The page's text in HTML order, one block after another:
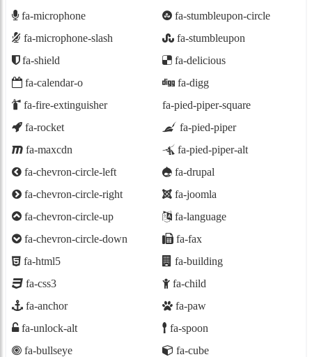
fa-microphone
fa-microphone-slash
fa-shield
fa-calendar-o
fa-fire-extinguisher
fa-rocket
fa-maxcdn
fa-chevron-circle-left
fa-chevron-circle-right
fa-chevron-circle-up
fa-chevron-circle-down
fa-html5
fa-css3
fa-anchor
fa-unlock-alt
fa-bullseye
fa-stumbleupon-circle
fa-stumbleupon
fa-delicious
fa-digg
fa-pied-piper-square
fa-pied-piper
fa-pied-piper-alt
fa-drupal
fa-joomla
fa-language
fa-fax
fa-building
fa-child
fa-paw
fa-spoon
fa-cube